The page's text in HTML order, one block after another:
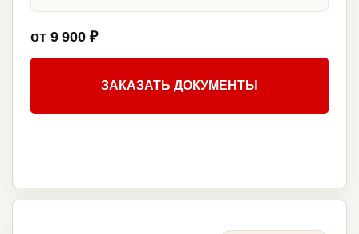
от 9 900 ₽
ЗАКАЗАТЬ ДОКУМЕНТЫ